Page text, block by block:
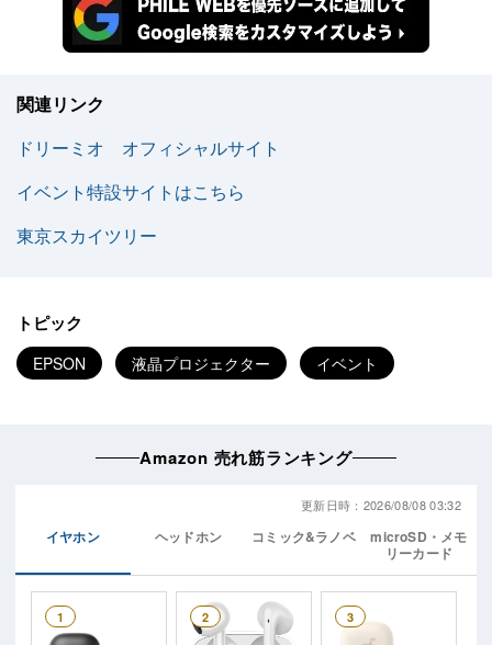
関連リンク
ドリーミオ オフィシャルサイト
イベント特設サイトはこちら
東京スカイツリー
トピック
EPSON 液晶プロジェクター イベント